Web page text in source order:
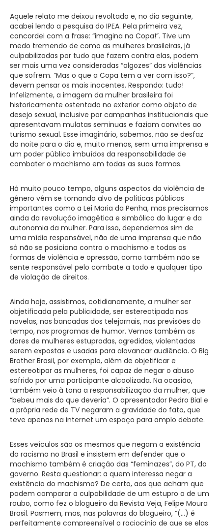
Aquele relato me deixou revoltada e, no dia seguinte,
acabei lendo a pesquisa do IPEA. Pela primeira vez,
concordei com a frase: “imagina na Copa!”. Tive um
medo tremendo de como as mulheres brasileiras, já
culpabilizadas por tudo que fazem contra elas, podem
ser mais uma vez consideradas “algozes” das violências
que sofrem. “Mas o que a Copa tem a ver com isso?”,
devem pensar os mais inocentes. Respondo: tudo!
Infelizmente, a imagem da mulher brasileira foi
historicamente ostentada no exterior como objeto de
desejo sexual, inclusive por campanhas institucionais que
apresentavam mulatas seminuas e faziam convites ao
turismo sexual. Esse imaginário, sabemos, não se desfaz
da noite para o dia e, muito menos, sem uma imprensa e
um poder público imbuídos da responsabilidade de
combater o machismo em todas as suas formas.
Há muito pouco tempo, alguns aspectos da violência de
gênero vêm se tornando alvo de políticas públicas
importantes como a Lei Maria da Penha, mas precisamos
ainda da revolução imagética e simbólica do lugar e da
autonomia da mulher. Para isso, dependemos sim de
uma mídia responsável, não de uma imprensa que não
só não se posiciona contra o machismo e todas as
formas de violência e opressão, como também não se
sente responsável pelo combate a todo e qualquer tipo
de violação de direitos.
Ainda hoje, assistimos, cotidianamente, a mulher ser
objetificada pela publicidade, ser estereotipada nas
novelas, nas bancadas dos telejornais, nas previsões do
tempo, nos programas de humor. Vemos também as
dores de mulheres estupradas, agredidas, violentadas
serem expostas e usadas para alavancar audiência. O Big
Brother Brasil, por exemplo, além de objetificar e
estereotipar as mulheres, foi capaz de negar o abuso
sofrido por uma participante alcoolizada. Na ocasião,
também veio à tona a responsabilização da mulher, que
“bebeu mais do que deveria”. O apresentador Pedro Bial e
a própria rede de TV negaram a gravidade do fato, que
teve apenas na internet um espaço para amplo debate.
Esses veículos são os mesmos que negam a existência
do racismo no Brasil e insistem em defender que o
machismo também é criação das “feminazes”, do PT, do
governo. Resta questionar: a quem interessa negar a
existência do machismo? De certo, aos que acham que
podem comparar a culpabilidade de um estupro a de um
roubo, como fez o blogueiro da Revista Veja, Felipe Moura
Brasil. Pasmem, mas, nas palavras do blogueiro, “(…) é
perfeitamente compreensível o raciocínio de que se elas